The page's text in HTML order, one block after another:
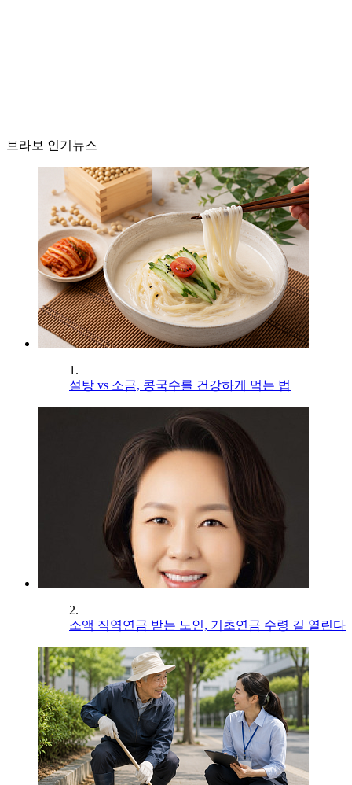
브라보 인기뉴스
1.
설탕 vs 소금, 콩국수를 건강하게 먹는 법
2.
소액 직역연금 받는 노인, 기초연금 수령 길 열린다